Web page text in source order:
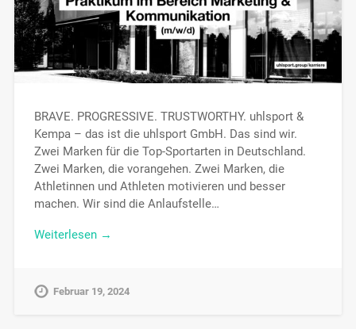
BRAVE. PROGRESSIVE. TRUSTWORTHY. uhlsport &
Kempa – das ist die uhlsport GmbH. Das sind wir.
Zwei Marken für die Top-Sportarten in Deutschland.
Zwei Marken, die vorangehen. Zwei Marken, die
Athletinnen und Athleten motivieren und besser
machen. Wir sind die Anlaufstelle…
Weiterlesen →
Februar 19, 2024